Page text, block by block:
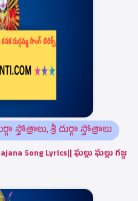
స్తోత్రాలు,శ్రీ దుర్గా స్తోత్రాలు
Song Lyrics|| ఘల్లు ఘల్లు గజ్జ